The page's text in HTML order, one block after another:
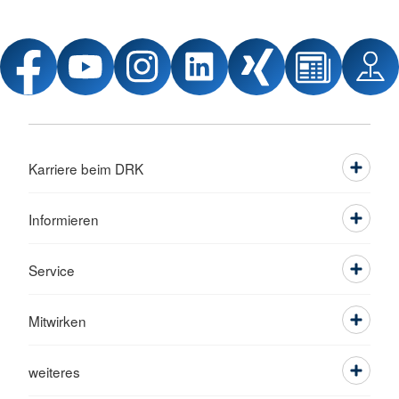
Karriere beim DRK
Informieren
Service
Mitwirken
weiteres